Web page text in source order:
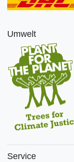
Umwelt
Service